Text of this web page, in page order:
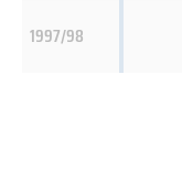
1997/98